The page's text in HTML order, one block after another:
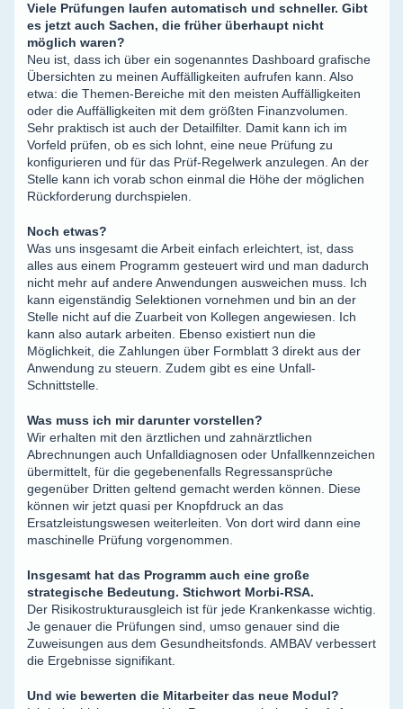
Viele Prüfungen laufen automatisch und schneller. Gibt
es jetzt auch Sachen, die früher überhaupt nicht
möglich waren?
Neu ist, dass ich über ein sogenanntes Dashboard grafische
Übersichten zu meinen Auffälligkeiten aufrufen kann. Also
etwa: die Themen-Bereiche mit den meisten Auffälligkeiten
oder die Auffälligkeiten mit dem größten Finanzvolumen.
Sehr praktisch ist auch der Detailfilter. Damit kann ich im
Vorfeld prüfen, ob es sich lohnt, eine neue Prüfung zu
konfigurieren und für das Prüf-Regelwerk anzulegen. An der
Stelle kann ich vorab schon einmal die Höhe der möglichen
Rückforderung durchspielen.
Noch etwas?
Was uns insgesamt die Arbeit einfach erleichtert, ist, dass
alles aus einem Programm gesteuert wird und man dadurch
nicht mehr auf andere Anwendungen ausweichen muss. Ich
kann eigenständig Selektionen vornehmen und bin an der
Stelle nicht auf die Zuarbeit von Kollegen angewiesen. Ich
kann also autark arbeiten. Ebenso existiert nun die
Möglichkeit, die Zahlungen über Formblatt 3 direkt aus der
Anwendung zu steuern. Zudem gibt es eine Unfall-
Schnittstelle.
Was muss ich mir darunter vorstellen?
Wir erhalten mit den ärztlichen und zahnärztlichen
Abrechnungen auch Unfalldiagnosen oder Unfallkennzeichen
übermittelt, für die gegebenenfalls Regressansprüche
gegenüber Dritten geltend gemacht werden können. Diese
können wir jetzt quasi per Knopfdruck an das
Ersatzleistungswesen weiterleiten. Von dort wird dann eine
maschinelle Prüfung vorgenommen.
Insgesamt hat das Programm auch eine große
strategische Bedeutung. Stichwort Morbi-RSA.
Der Risikostrukturausgleich ist für jede Krankenkasse wichtig.
Je genauer die Prüfungen sind, umso genauer sind die
Zuweisungen aus dem Gesundheitsfonds. AMBAV verbessert
die Ergebnisse signifikant.
Und wie bewerten die Mitarbeiter das neue Modul?